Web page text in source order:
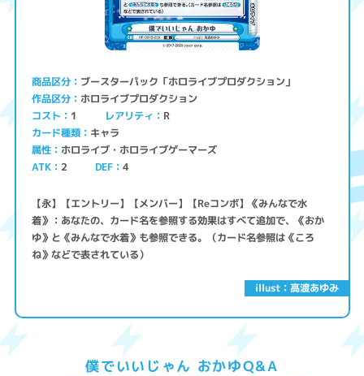
illust：高渡あゆみ
商品区分 ブースターパック「ホロライブプロダクション」
作品区分 ホロライブプロダクション
コスト 1 レアリティ R
カード種類 キャラ
属性 ホロライブ・ホロライブゲーマーズ
ATK 2 DEF 4
【永】【エントリー】【メンバー】【Reコンボ】《みんなで水
着》：あなたの、カード名を参照する効果はすべて追加で、《おか
ゆ》と《みんなで水着》も参照できる。（カード名参照は《ころ
ね》などで表されている）
僕でいいじゃん おかゆQ&A